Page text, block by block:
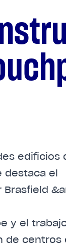
y el
de centros